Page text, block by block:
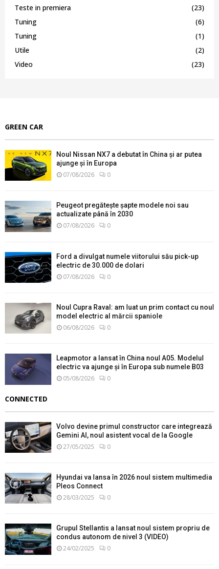
Teste in premiera
(23)
Tuning
(6)
Tuning
(1)
Utile
(2)
Video
(23)
GREEN CAR
Noul Nissan NX7 a debutat în China și ar putea
ajunge și în Europa
07/08/2026 0
Peugeot pregătește șapte modele noi sau
actualizate până în 2030
07/08/2026 0
Ford a divulgat numele viitorului său pick-up
electric de 30.000 de dolari
07/08/2026 0
Noul Cupra Raval: am luat un prim contact cu noul
model electric al mărcii spaniole
06/08/2026 0
Leapmotor a lansat în China noul A05. Modelul
electric va ajunge și în Europa sub numele B03
05/08/2026 0
CONNECTED
Volvo devine primul constructor care integrează
Gemini AI, noul asistent vocal de la Google
27/05/2025 0
Hyundai va lansa în 2026 noul sistem multimedia
Pleos Connect
28/03/2025 0
Grupul Stellantis a lansat noul sistem propriu de
condus autonom de nivel 3 (VIDEO)
24/02/2025 0